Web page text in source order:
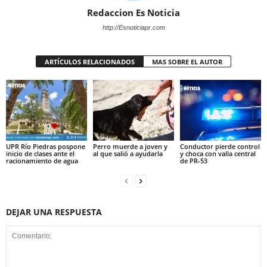
Redaccion Es Noticia
http://Esnoticiapr.com
ARTÍCULOS RELACIONADOS MAS SOBRE EL AUTOR
UPR Río Piedras pospone
inicio de clases ante el
racionamiento de agua
Perro muerde a joven y
al que salió a ayudarla
Conductor pierde control
y choca con valla central
de PR-53
DEJAR UNA RESPUESTA